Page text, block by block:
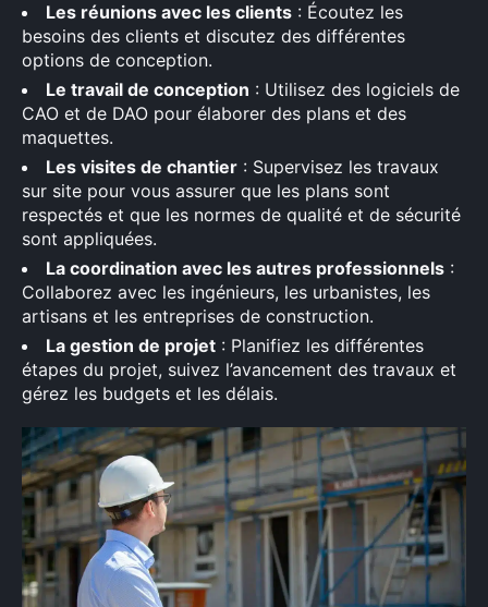
Les réunions avec les clients : Écoutez les
besoins des clients et discutez des différentes
options de conception.
Le travail de conception : Utilisez des logiciels de
CAO et de DAO pour élaborer des plans et des
maquettes.
Les visites de chantier : Supervisez les travaux
sur site pour vous assurer que les plans sont
respectés et que les normes de qualité et de sécurité
sont appliquées.
La coordination avec les autres professionnels :
Collaborez avec les ingénieurs, les urbanistes, les
artisans et les entreprises de construction.
La gestion de projet : Planifiez les différentes
étapes du projet, suivez l’avancement des travaux et
gérez les budgets et les délais.